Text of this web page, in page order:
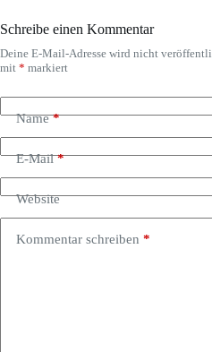
Schreibe einen Kommentar
Deine E-Mail-Adresse wird nicht
mit * markiert
Name*
E-Mail*
Website
Kommentar schreiben *
A
l
e
r
n
i
v
e